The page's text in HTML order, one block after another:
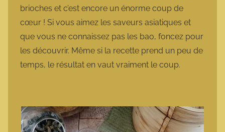
brioches et c’est encore un énorme coup de
cœur ! Si vous aimez les saveurs asiatiques et
que vous ne connaissez pas les bao, foncez pour
les découvrir. Même si la recette prend un peu de
temps, le résultat en vaut vraiment le coup.